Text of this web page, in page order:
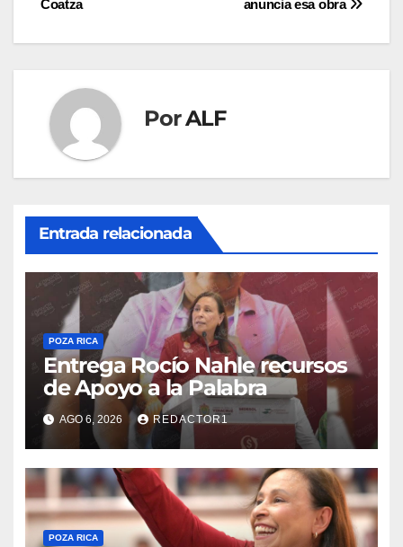
entradas anuncia esa obra
Coatza
PorALF
Entrada relacionada
POZA RICA
Entrega Rocío Nahle recursos
de Apoyo a la Palabra
AGO 6, 2026 REDACTOR1
POZA RICA